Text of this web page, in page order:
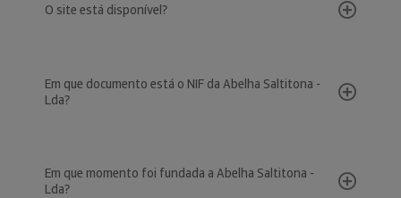
O site está disponível?
Em que documento está o NIF da Abelha Saltitona -
Lda?
Em que momento foi fundada a Abelha Saltitona -
Lda?